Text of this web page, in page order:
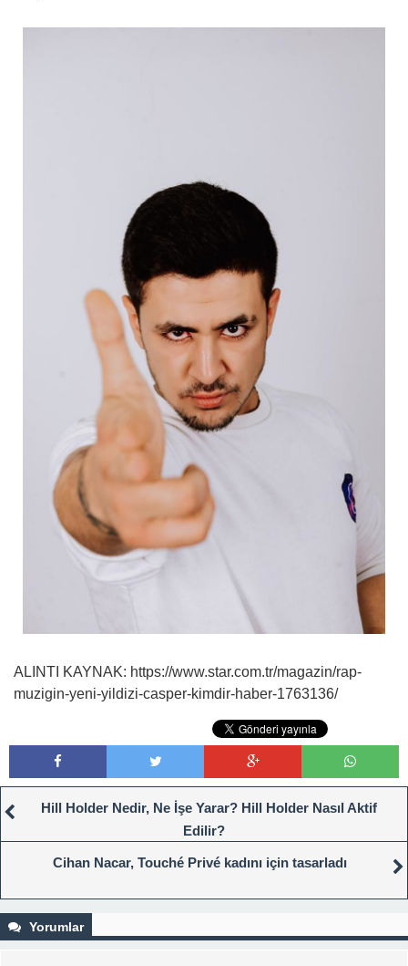
ALINTI KAYNAK: https://www.star.com.tr/magazin/rap-
muzigin-yeni-yildizi-casper-kimdir-haber-1763136/
Hill Holder Nedir, Ne İşe Yarar? Hill Holder Nasıl Aktif
Edilir?
Cihan Nacar, Touché Privé kadını için tasarladı
Yorumlar